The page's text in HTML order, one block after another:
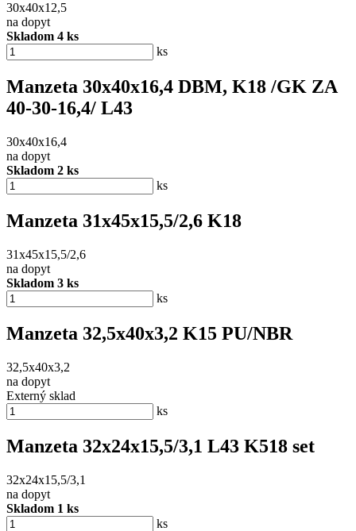
30x40x12,5
na dopyt
Skladom 4 ks
ks
Manzeta 30x40x16,4 DBM, K18 /GK ZA
40-30-16,4/ L43
30x40x16,4
na dopyt
Skladom 2 ks
ks
Manzeta 31x45x15,5/2,6 K18
31x45x15,5/2,6
na dopyt
Skladom 3 ks
ks
Manzeta 32,5x40x3,2 K15 PU/NBR
32,5x40x3,2
na dopyt
Externý sklad
ks
Manzeta 32x24x15,5/3,1 L43 K518 set
32x24x15,5/3,1
na dopyt
Skladom 1 ks
ks